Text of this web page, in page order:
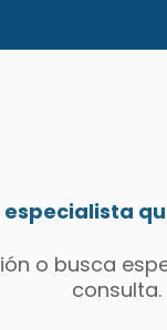
o busca
consulta.